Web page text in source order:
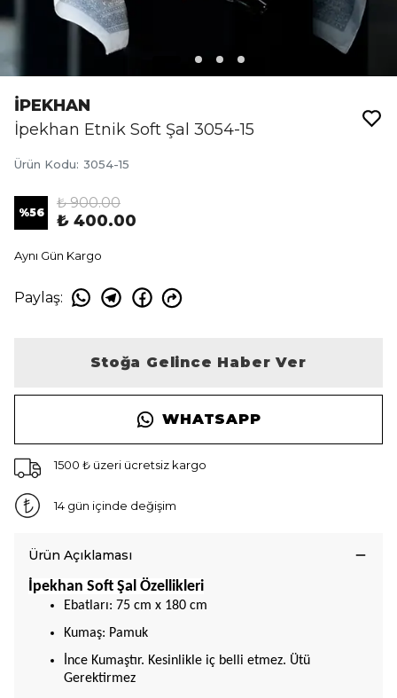
İPEKHAN
İpekhan Etnik Soft Şal 3054-15
Ürün Kodu: 3054-15
%56
₺ 900.00
₺ 400.00
Aynı Gün Kargo
Paylaş:
Stoğa Gelince Haber Ver
WHATSAPP
1500 ₺ üzeri ücretsiz kargo
14 gün içinde değişim
Ürün Açıklaması
İpekhan Soft Şal Özellikleri
Ebatları: 75 cm x 180 cm
Kumaş: Pamuk
İnce Kumaştır. Kesinlikle iç belli etmez. Ütü
Gerektirmez